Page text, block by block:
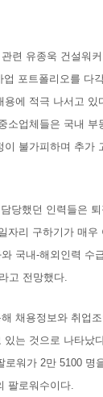
련 유종욱 건설워
포트폴리오를 다
에 적극 나서고 있
소업체들은 국내 부
이 불가피하며 추가
당했던 인력들은
자리 구하기가 매우
국내-해외인력 수
고 전망했다.
채용정보와 취업
있는 것으로 나타났
로워가 2만 5100 명
팔로워수이다.